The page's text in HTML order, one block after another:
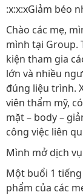
:x:x:xGiảm béo
Chào các mẹ,
mình tại Group.
kiện tham gia
lớn và nhiều
đúng liệu trình.
viên thẩm mỹ,
mặt – body –
công việc liên
Mình mở dịch
Một buổi 1 tiếng
phẩm của các